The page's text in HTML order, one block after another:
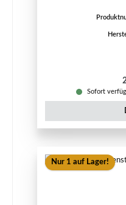
Sofort
Nur 1 auf Lager!